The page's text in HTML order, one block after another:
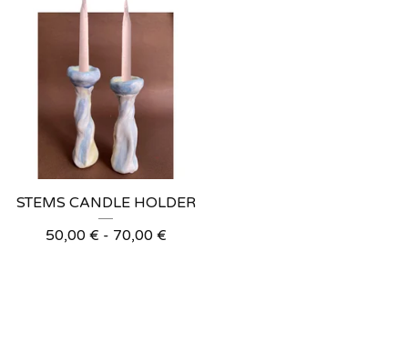
STEMS CANDLE HOLDER
50,00 € - 70,00 €